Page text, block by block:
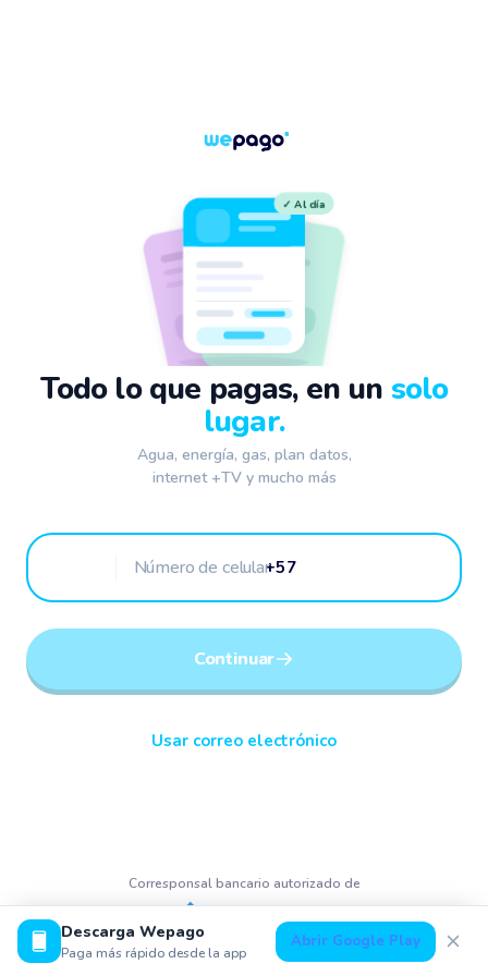
✓ Al día
Todo lo que pagas, en un solo
lugar.
Agua, energía, gas, plan datos,
internet +TV y mucho más
+57
Continuar
Usar correo electrónico
Corresponsal bancario autorizado de
Descarga Wepago
Paga más rápido desde la app
Abrir Google Play